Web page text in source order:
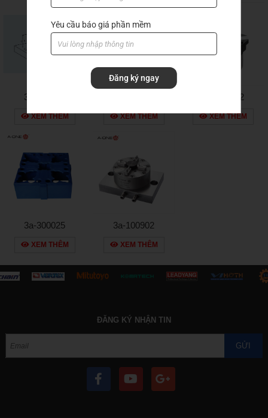
3a-100022
XEM THÊM XEM THÊM
3a-100002
XEM THÊM
3a-300025
XEM THÊM
3a-100902
XEM THÊM
ĐĂNG KÝ NHẬN TIN
GỬI
Yêu cầu báo giá phần mềm
Đăng ký ngay